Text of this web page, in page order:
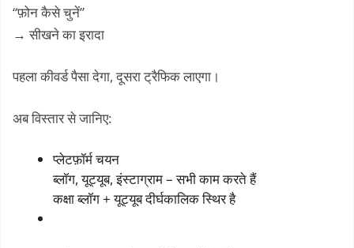
“फ़ोन कैसे चुनें”
→ सीखने का इरादा
पहला कीवर्ड पैसा देगा, दूसरा ट्रैफिक लाएगा।
अब विस्तार से जानिए:
प्लेटफ़ॉर्म चयन
ब्लॉग, यूट्यूब, इंस्टाग्राम – सभी काम करते हैं
कक्षा ब्लॉग + यूट्यूब दीर्घकालिक स्थिर है